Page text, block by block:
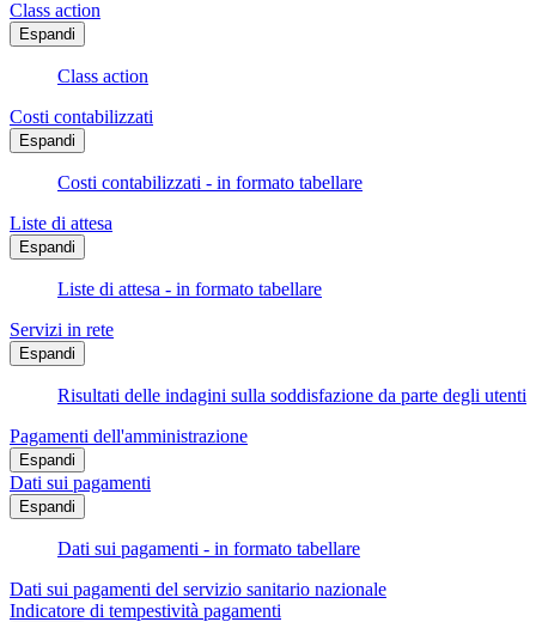
Class action
Espandi
Class action
Costi contabilizzati
Espandi
Costi contabilizzati - in formato tabellare
Liste di attesa
Espandi
Liste di attesa - in formato tabellare
Servizi in rete
Espandi
Risultati delle indagini sulla soddisfazione da parte degli utenti
Pagamenti dell'amministrazione
Espandi
Dati sui pagamenti
Espandi
Dati sui pagamenti - in formato tabellare
Dati sui pagamenti del servizio sanitario nazionale
Indicatore di tempestività pagamenti